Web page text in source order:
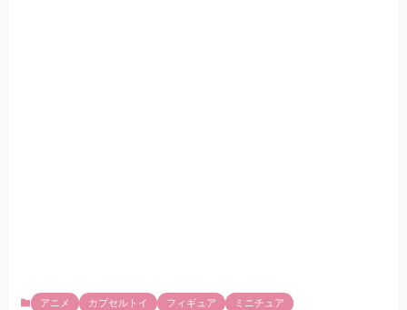
アニメ カプセルトイ フィギュア
ミニチュア